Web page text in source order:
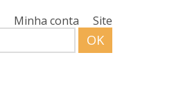
Minha conta Site